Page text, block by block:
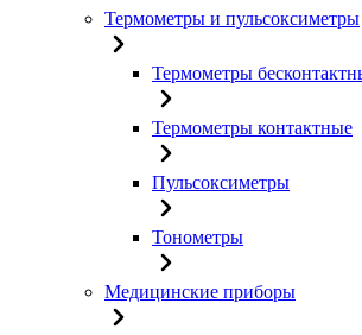
Термометры и пульсоксиметры
Термометры
Термометры контактные
Пульсоксиметры
Тонометры
Медицинские приборы